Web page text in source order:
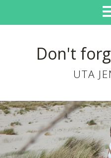
Don't
UTA